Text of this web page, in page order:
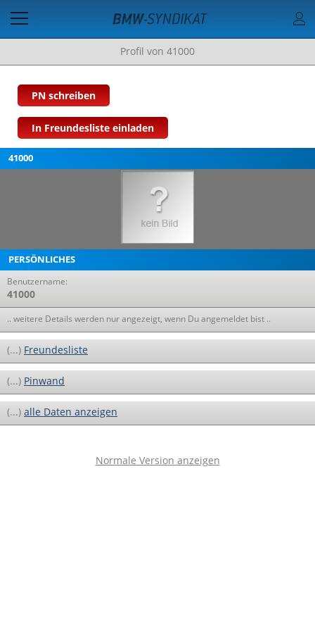
Profil von 41000
PN schreiben
In Freundesliste einladen
41000
PERSÖNLICHES
Benutzername:
41000
.. weitere Details werden nur angezeigt, wenn Du angemeldet bist ..
(...) Freundesliste
(...) Pinwand
(...) alle Daten anzeigen
Normale Version anzeigen